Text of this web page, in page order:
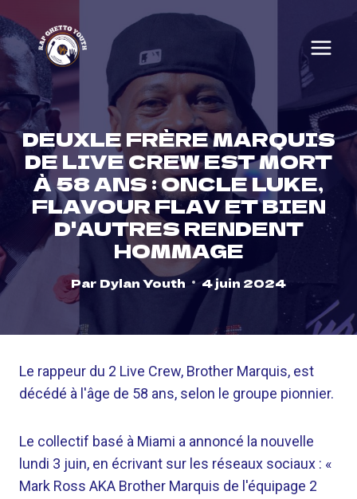
to
content
DEUXLE FRÈRE MARQUIS
DE LIVE CREW EST MORT
À 58 ANS : ONCLE LUKE,
FLAVOUR FLAV ET BIEN
D'AUTRES RENDENT
HOMMAGE
Par Dylan Youth 4 juin 2024
Le rappeur du 2 Live Crew, Brother Marquis, est
décédé à l'âge de 58 ans, selon le groupe pionnier.
Le collectif basé à Miami a annoncé la nouvelle
lundi 3 juin, en écrivant sur les réseaux sociaux : «
Mark Ross AKA Brother Marquis de l'équipage 2